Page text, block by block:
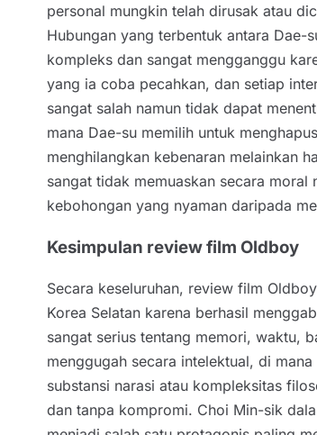
personal mungkin telah dirusak atau
Hubungan yang terbentuk antara
kompleks dan sangat mengganggu
yang ia coba pecahkan, dan setiap
sangat salah namun tidak dapat
mana Dae-su memilih untuk
menghilangkan kebenaran melainkan
sangat tidak memuaskan secara
kebohongan yang nyaman daripada
Kesimpulan review film Oldboy
Secara keseluruhan, review film
Korea Selatan karena berhasil
sangat serius tentang memori, waktu,
menggugah secara intelektual, di
substansi narasi atau kompleksitas
dan tanpa kompromi. Choi Min-sik